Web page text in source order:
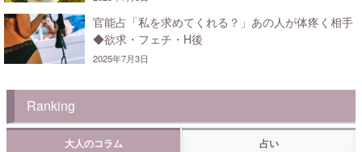
官能占「私を求めてくれる？」あの人が体疼く相手
◆欲求・フェチ・H後
2025年7月3日
Ranking
大人のコラム 占い